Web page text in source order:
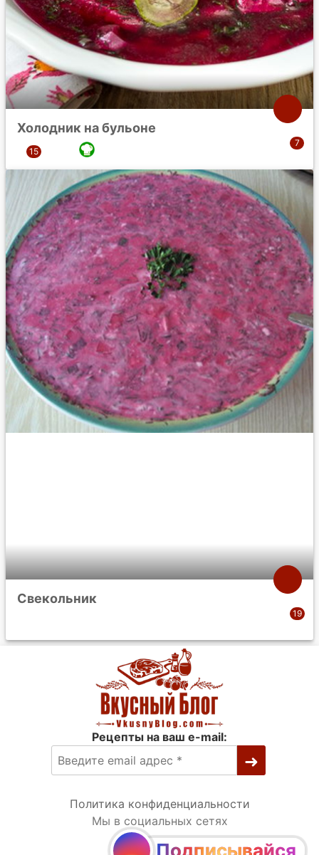
Холодник на бульоне
Свекольник
Рецепты на ваш e-mail:
Политика конфиденциальности
Мы в социальных сетях
Подписывайся